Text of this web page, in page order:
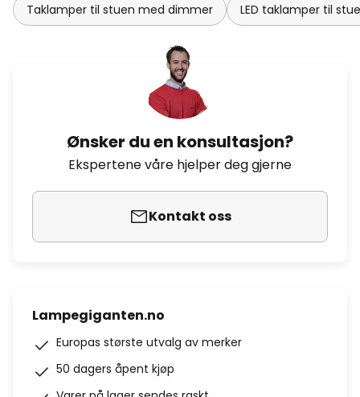
Taklamper til stuen med dimmer LED taklamper til
Ønsker du en konsultasjon?
Ekspertene våre hjelper deg gjerne
Kontakt oss
Lampegiganten.no
Europas største utvalg av merker
50 dagers åpent kjøp